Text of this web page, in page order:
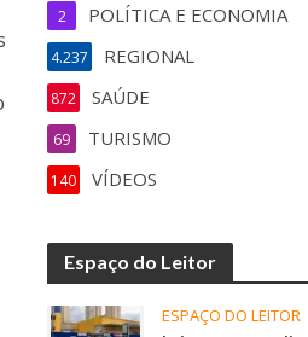
POLÍTICA E ECONOMIA
2
REGIONAL
4.237
SAÚDE
872
TURISMO
69
VÍDEOS
140
Espaço do Leitor
ESPAÇO DO LEITOR